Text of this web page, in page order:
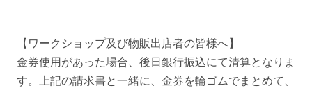
【ワークショップ及び物販出店者の皆様へ】
金券使用があった場合、後日銀行振込にて清算となりま
す。上記の請求書と一緒に、金券を輪ゴムでまとめて、